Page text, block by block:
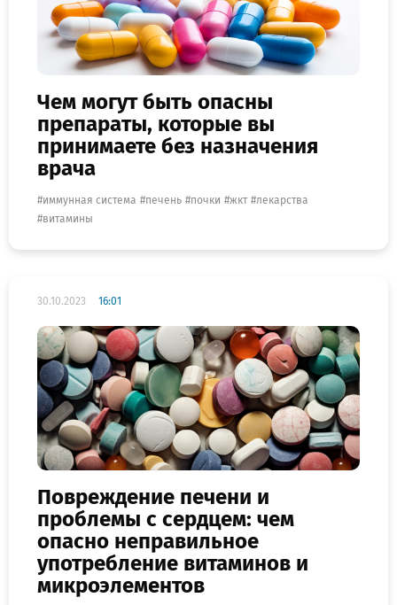
Чем могут быть опасны
препараты, которые вы
принимаете без назначения
врача
иммунная система печень почки жкт
лекарства
витамины
30.10.2023 16:01
Повреждение печени и
проблемы с сердцем: чем
опасно неправильное
употребление витаминов и
микроэлементов